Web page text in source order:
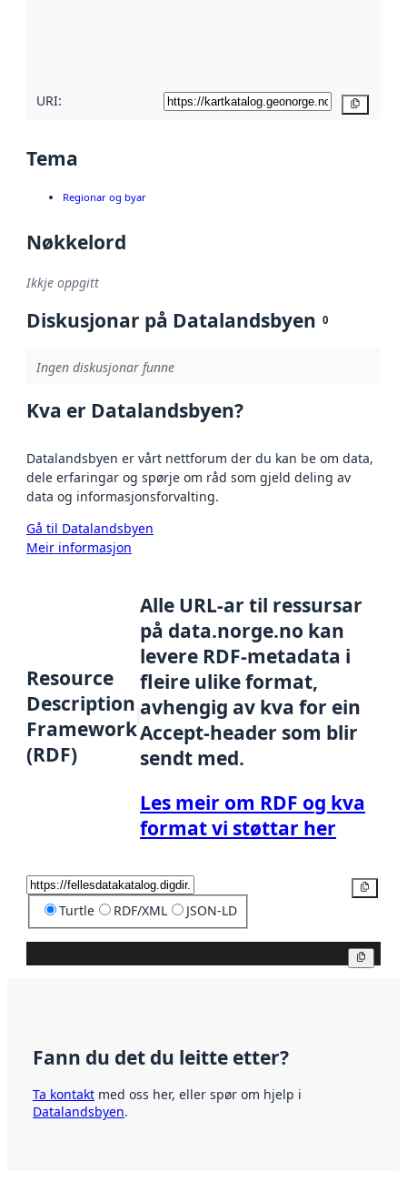
URI:
Tema
Regionar og byar
Nøkkelord
Ikkje oppgitt
Diskusjonar på Datalandsbyen 0
Ingen diskusjonar funne
Kva er Datalandsbyen?
Datalandsbyen er vårt nettforum der du kan be om data,
dele erfaringar og spørje om råd som gjeld deling av
data og informasjonsforvalting.
Gå til Datalandsbyen
Meir informasjon
Resource
Description
Framework
(RDF)
Alle URL-ar til ressursar
på data.norge.no kan
levere RDF-metadata i
fleire ulike format,
avhengig av kva for ein
Accept-header som blir
sendt med.
Les meir om RDF og kva
format vi støttar her
Turtle RDF/XML JSON-LD
Fann du det du leitte etter?
Ta kontakt med oss her, eller spør om hjelp i
Datalandsbyen.